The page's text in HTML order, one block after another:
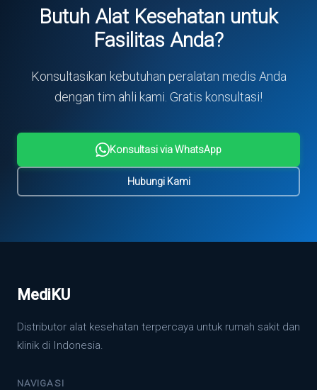
Butuh Alat Kesehatan untuk
Fasilitas Anda?
Konsultasikan kebutuhan peralatan medis Anda
dengan tim ahli kami. Gratis konsultasi!
Konsultasi via WhatsApp
Hubungi Kami
MediKU
Distributor alat kesehatan terpercaya untuk rumah sakit dan
klinik di Indonesia.
NAVIGASI